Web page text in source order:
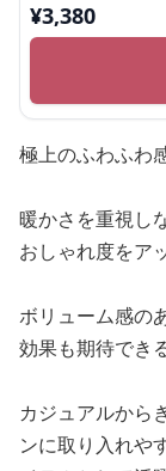
¥3,380
極上のふわふわ
暖かさを重視し
おしゃれ度をア
ボリューム感の
効果も期待でき
カジュアルから
ンに取り入れや